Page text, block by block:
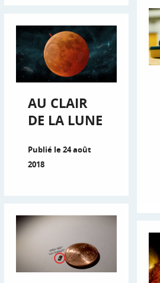
AU CLAIR
DE LA LUNE
Publié le 24 août
2018